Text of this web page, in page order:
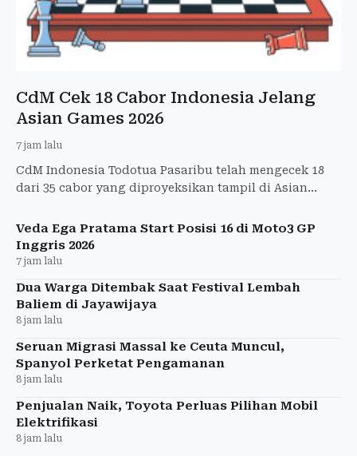
CdM Cek 18 Cabor Indonesia Jelang
Asian Games 2026
7 jam lalu
CdM Indonesia Todotua Pasaribu telah mengecek 18
dari 35 cabor yang diproyeksikan tampil di Asian
Veda Ega Pratama Start Posisi 16 di Moto3 GP
Inggris 2026
7 jam lalu
Dua Warga Ditembak Saat Festival Lembah
Baliem di Jayawijaya
8 jam lalu
Seruan Migrasi Massal ke Ceuta Muncul,
Spanyol Perketat Pengamanan
8 jam lalu
Penjualan Naik, Toyota Perluas Pilihan Mobil
Elektrifikasi
8 jam lalu